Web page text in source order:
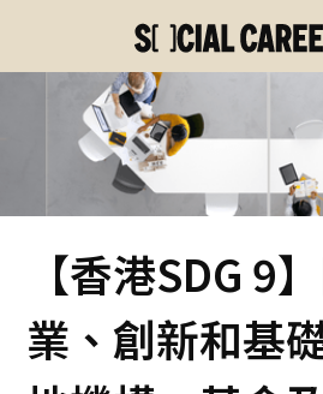
【香港SDG 9
業、創新和基